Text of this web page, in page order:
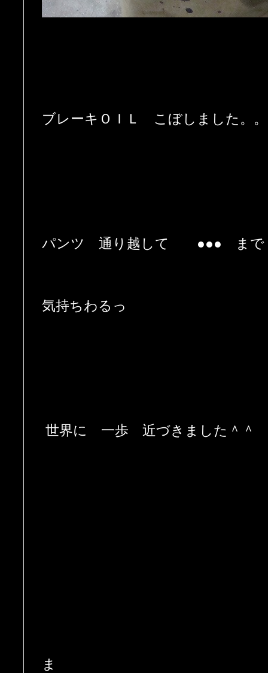
ブレーキＯＩＬ こぼしました。
パンツ 通り越して ●●● まで
気持ちわるっ
世界に 一歩 近づきました＾＾
ま